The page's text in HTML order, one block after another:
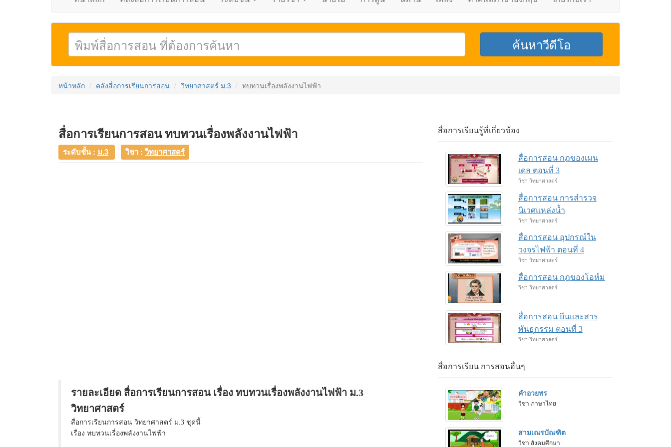
หน้าหลัก คลังสื่อการเรียนการสอน วิทยาศาสตร์ ม.3 ทบทวนเรื่องพลังงานไฟฟ้า
สื่อการเรียนการสอน ทบทวนเรื่องพลังงานไฟฟ้า
ระดับชั้น : ม.3 วิชา :วิทยาศาสตร์
รายละเอียด สื่อการเรียนการสอน เรื่อง ทบทวนเรื่องพลังงานไฟฟ้า ม.3
วิทยาศาสตร์
สื่อการเรียนการสอน วิทยาศาสตร์ ม.3 ชุดนี้
เรื่อง ทบทวนเรื่องพลังงานไฟฟ้า
สื่อการเรียนรู้ที่เกี่ยวข้อง
สื่อการสอน กฎของเมน
เดล ตอนที่ 3
วิชา วิทยาศาสตร์
สื่อการสอน การสำรวจ
นิเวศแหล่งน้ำ
วิชา วิทยาศาสตร์
สื่อการสอน อุปกรณ์ใน
วงจรไฟฟ้า ตอนที่ 4
วิชา วิทยาศาสตร์
สื่อการสอน กฎของโอห์ม
วิชา วิทยาศาสตร์
สื่อการสอน ยีนและสาร
พันธุกรรม ตอนที่ 3
วิชา วิทยาศาสตร์
สื่อการเรียน การสอนอื่นๆ
คำอวยพร
วิชา ภาษาไทย
สามเณรบัณฑิต
วิชา สังคมศึกษา